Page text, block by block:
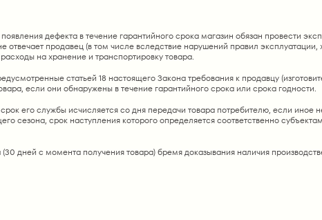
дефекта в течение гарантийного срока магазин обязан провести
отвечает продавец (в том числе вследствие нарушений правил
на хранение и транспортировку товара.
статьей 18 настоящего Закона требования к продавцу
если они обнаружены в течение гарантийного срока или срока годности.
его службы исчисляется со дня передачи товара потребителю, если
сезона, срок наступления которого определяется соответственно
дней с момента получения товара) бремя доказывания наличия